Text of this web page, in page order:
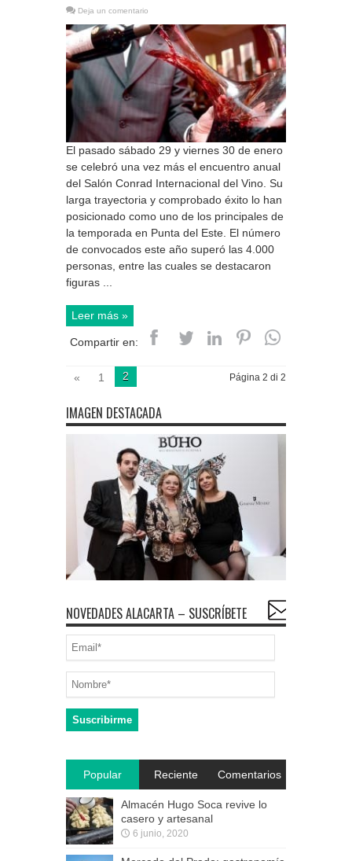
Deja un comentario
El pasado sábado 29 y viernes 30 de enero
se celebró una vez más el encuentro anual
del Salón Conrad Internacional del Vino. Su
larga trayectoria y comprobado éxito lo han
posicionado como uno de los principales de
la temporada en Punta del Este. El número
de convocados este año superó las 4.000
personas, entre las cuales se destacaron
figuras ...
Leer más »
Compartir en:
Página 2 di 2
« 1 2
IMAGEN DESTACADA
NOVEDADES ALACARTA – SUSCRÍBETE
Popular Reciente Comentarios
Almacén Hugo Soca revive lo
casero y artesanal
6 junio, 2020